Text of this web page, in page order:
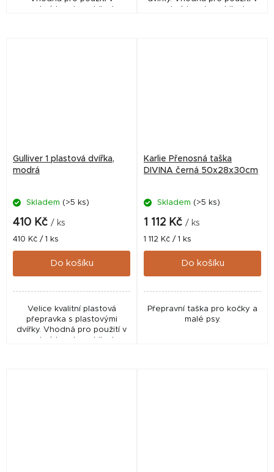
osobních automobilech,
osobních automobilech,
Gulliver 1 plastová dvířka,
modrá
Skladem (>5 ks)
410 Kč / ks
Měrná
cena:
410 Kč / 1 ks
Do košíku
Velice kvalitní plastová
přepravka s plastovými
dvířky. Vhodná pro použití v
Karlie Přenosná taška
DIVINA černá 50x28x30cm
Skladem (>5 ks)
1 112 Kč / ks
Měrná
cena:
1 112 Kč / 1 ks
Do košíku
Přepravní taška pro kočky a
malé psy.